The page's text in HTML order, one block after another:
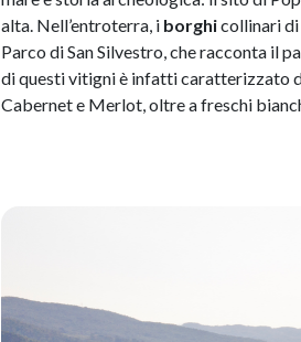
alta. Nell’entroterra, i borghicollinari
Parco di San Silvestro, che racconta il
di questi vitigni è infatti caratterizzato
Cabernet e Merlot, oltre a freschi